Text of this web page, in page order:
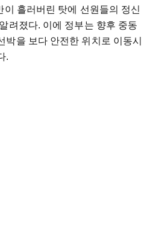
이 흘러버린 탓에 선원들의 정신
려졌다. 이에 정부는 향후 중동
박을 보다 안전한 위치로 이동시
.